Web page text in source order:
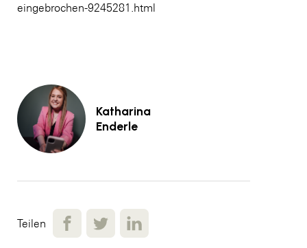
eingebrochen-9245281.html
Katharina
Enderle
Teilen